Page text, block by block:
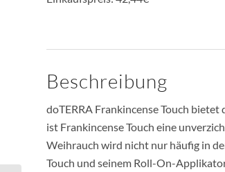
Beschreibung
doTERRA Frankincense Touch
ist Frankincense Touch eine
Weihrauch wird nicht nur häufig in
Touch und seinem Roll-On-